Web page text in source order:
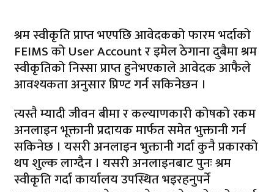
श्रम स्वीकृति प्राप्त भएपछि आवेदकको फारम भर्दाको
FEIMS को User Account र इमेल ठेगाना दुबैमा श्रम
स्वीकृतिको निस्सा प्राप्त हुनेभएकाले आवेदक आफैले
आवश्यकता अनुसार प्रिण्ट गर्न सकिनेछन ।
त्यस्तै म्यादी जीवन बीमा र कल्याणकारी कोषको रकम
अनलाइन भूक्तानी प्रदायक मार्फत समेत भुक्तानी गर्न
सकिनेछ । यसरी अनलाइन भुक्तानी गर्दा कुनै प्रकारको
थप शुल्क लाग्दैन । यसरी अनलाइनबाट पुनः श्रम
स्वीकृति गर्दा कार्यालय उपस्थित भइरहनुपर्ने